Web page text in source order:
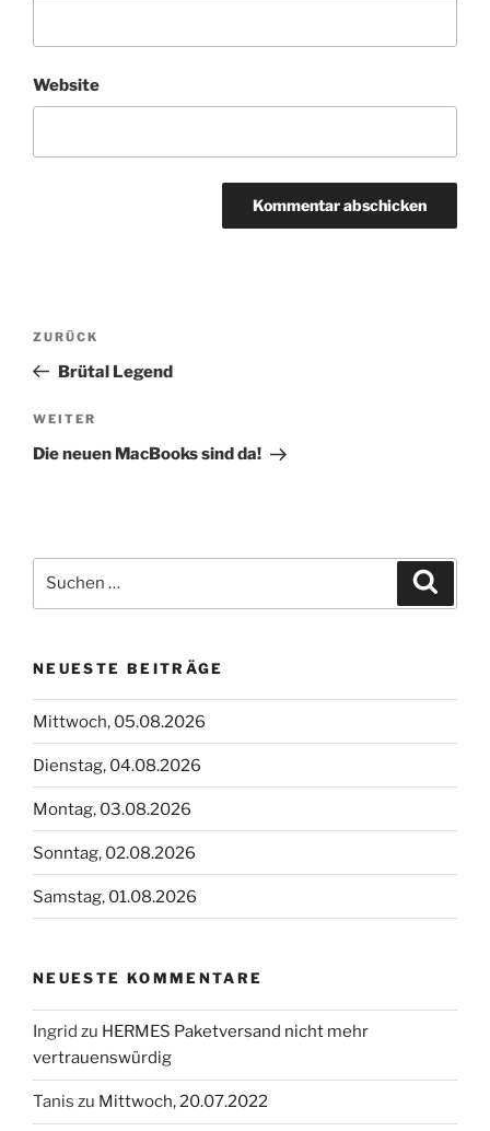
Website
Beitragsnavigation
Vorheriger
Beitrag
ZURÜCK
Brütal Legend
Nächster
Beitrag
WEITER
Die neuen MacBooks sind da!
nach:
NEUESTE BEITRÄGE
Mittwoch, 05.08.2026
Dienstag, 04.08.2026
Montag, 03.08.2026
Sonntag, 02.08.2026
Samstag, 01.08.2026
NEUESTE KOMMENTARE
Ingrid zu HERMES Paketversand nicht mehr
vertrauenswürdig
Tanis zu Mittwoch, 20.07.2022